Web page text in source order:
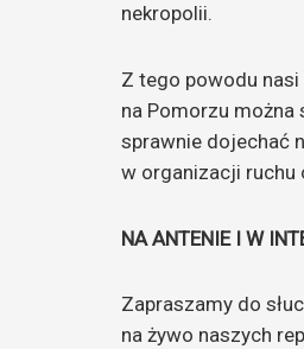
nekropolii.
Z tego powodu
na Pomorzu można
sprawnie dojechać
w organizacji ruchu
NA ANTENIE I W
Zapraszamy do
na żywo naszych